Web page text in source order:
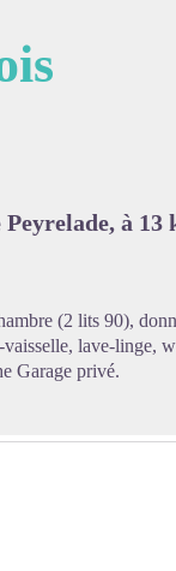
à
(2 lits 90),
lave-linge,
Garage privé.